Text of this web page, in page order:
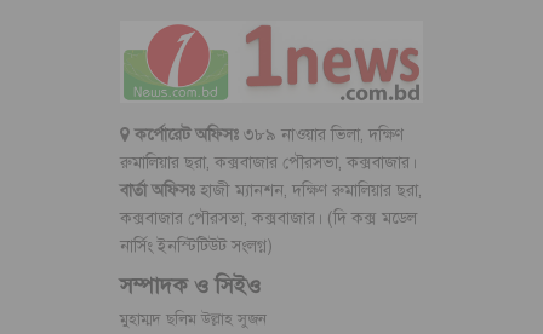
কর্পোরেট অফিসঃ৩৮৯ নাওয়ার ভিলা, দক্ষিণ
রুমালিয়ার ছরা, কক্সবাজার পৌরসভা, কক্সবাজার।
বার্তা অফিসঃ হাজী ম্যানশন, দক্ষিণ রুমালিয়ার ছরা,
কক্সবাজার পৌরসভা, কক্সবাজার। (দি কক্স মডেল
নার্সিং ইনস্টিটিউট সংলগ্ন)
সম্পাদক ও সিইও
মুহাম্মদ ছলিম উল্লাহ সুজন